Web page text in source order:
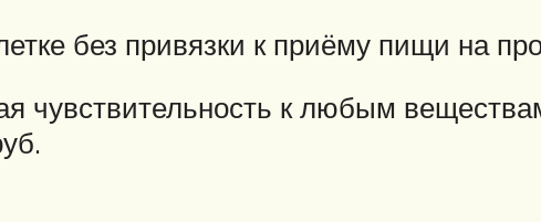
без привязки к приёму пищи на
чувствительность к любым